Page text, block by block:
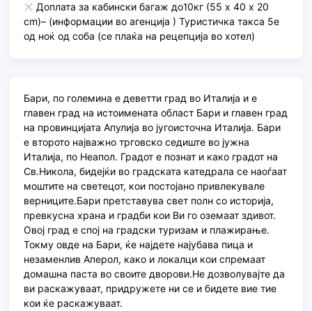
Доплата за кабински багаж до10кг (55 x 40 x 20
cm)– (информации во агенција ) Туристичка такса 5е
од ноќ од соба (се плаќа на рецепција во хотел)
Бари, по големина е деветти град во Италија и е
главен град на истоимената област Бари и главен град
на провинцијата Апулија во југоисточна Италија. Бари
е второто најважно трговско седиште во јужна
Италија, по Неапол. Градот е познат и како градот на
Св.Никола, бидејќи во градската катедрала се наоѓаат
моштите на светецот, кои постојано привлекувале
верниците.Бари претставува свет полн со историја,
превкусна храна и градби кои Ви го оземаат здивот.
Овој град е спој на градски туризам и плажирање.
Токму овде на Бари, ќе најдете најубава пица и
незаменлив Аперол, како и локалци кои спремаат
домашна паста во своите дворови.Не дозволувајте да
ви раскажуваат, придружете ни се и бидете вие тие
кои ќе раскажуваат.